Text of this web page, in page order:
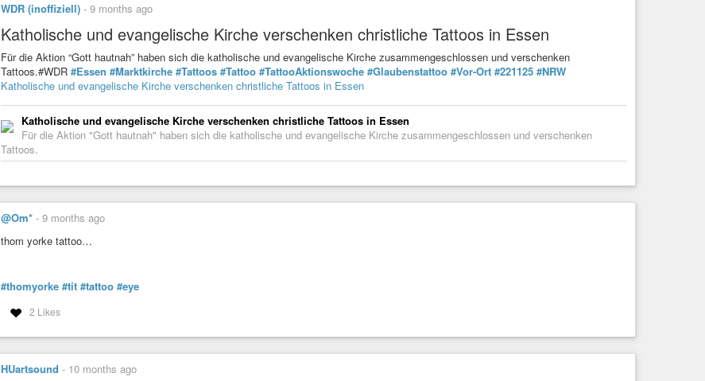
WDR (inoffiziell) - 9 months ago
Katholische und evangelische Kirche verschenken christliche Tattoos in Essen
Für die Aktion “Gott hautnah” haben sich die katholische und evangelische Kirche zusammengeschlossen und verschenken
Tattoos.#WDR #Essen #Marktkirche #Tattoos #Tattoo #TattooAktionswoche #Glaubenstattoo #Vor-Ort #221125 #NRW
Katholische und evangelische Kirche verschenken christliche Tattoos in Essen
Katholische und evangelische Kirche verschenken christliche Tattoos in Essen
Für die Aktion "Gott hautnah" haben sich die katholische und evangelische Kirche zusammengeschlossen und verschenken
Tattoos.
@Om* - 9 months ago
thom yorke tattoo…
#thomyorke #tit #tattoo #eye
2 Likes
HUartsound - 10 months ago